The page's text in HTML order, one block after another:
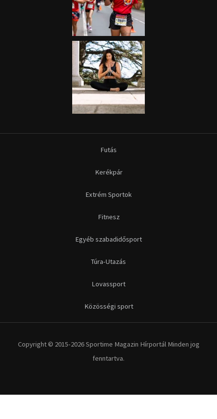
Futás
Kerékpár
Extrém Sportok
Fitnesz
Egyéb szabadidősport
Túra-Utazás
Lovassport
Közösségi sport
Copyright © 2015-2026 Sportime Magazin Hírportál Minden jog
fenntartva.